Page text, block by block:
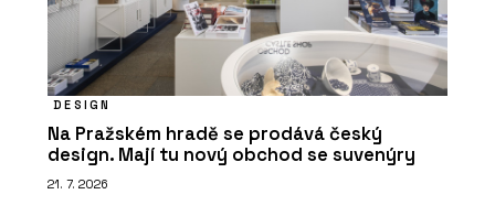
DESIGN
Na Pražském hradě se prodává český
design. Mají tu nový obchod se suvenýry
21. 7. 2026